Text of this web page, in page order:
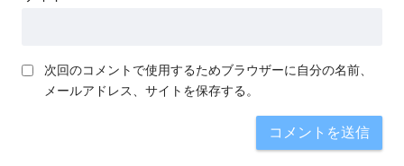
次回のコメントで使用するためブラウザーに自分の名前、
メールアドレス、サイトを保存する。